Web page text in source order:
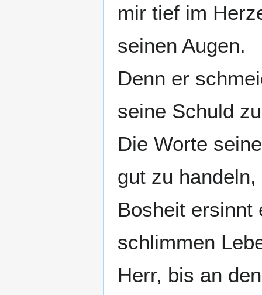
mir tief im
seinen Augen.
Denn er
seine Schuld
Die Worte
gut zu
Bosheit ersinnt
schlimmen
Herr, bis an